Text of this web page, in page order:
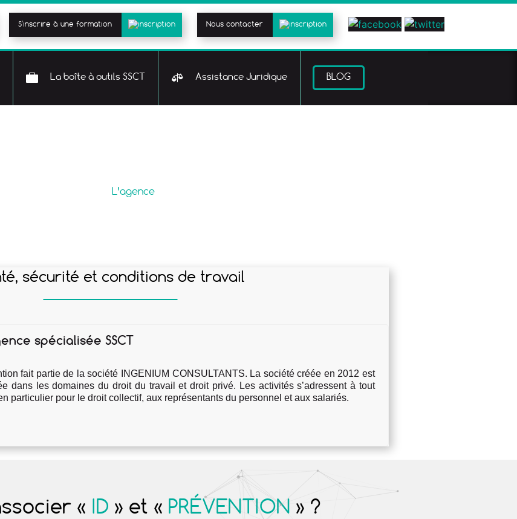
S'inscrire à une formation Nous contacter
La boîte à outils SSCT Assistance Juridique BLOG
L’agence
sécurité et conditions de travail
spécialisée SSCT
fait partie de la société INGENIUM CONSULTANTS. La société créée en 2012 est
dans les domaines du droit du travail et droit privé. Les activités s’adressent à tout
particulier pour le droit collectif, aux représentants du personnel et aux salariés.
« ID » et « PRÉVENTION » ?